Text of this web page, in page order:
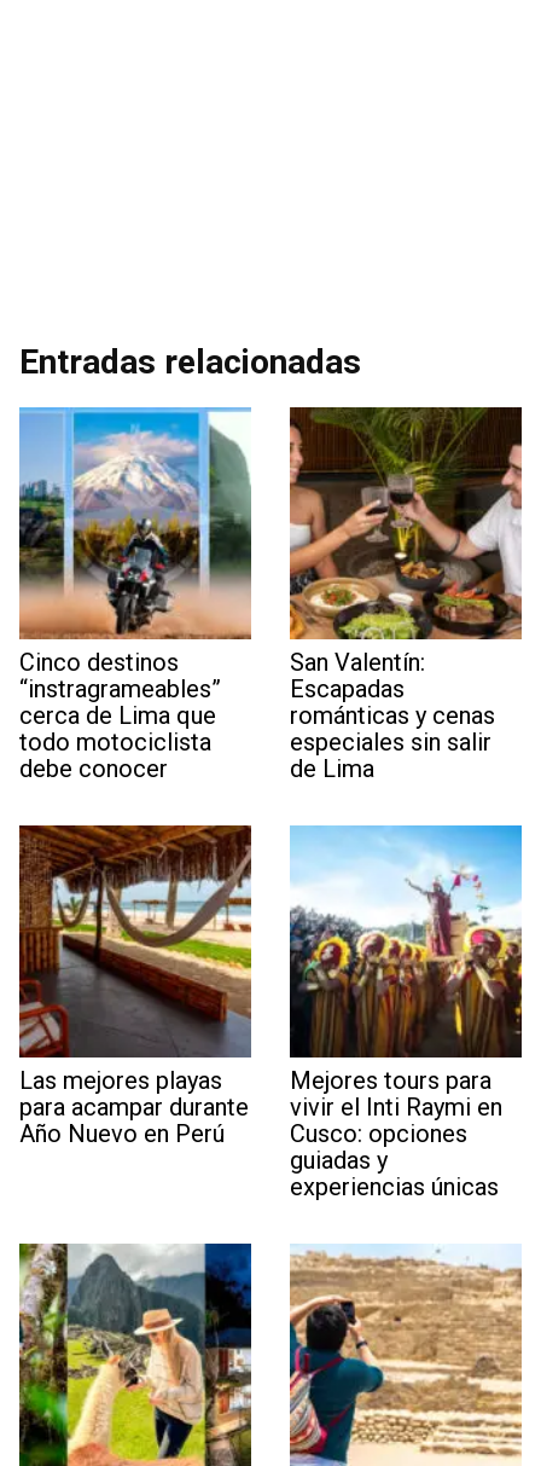
Entradas relacionadas
Cinco destinos
“instragrameables”
cerca de Lima que
todo motociclista
debe conocer
San Valentín:
Escapadas
románticas y cenas
especiales sin salir
de Lima
Las mejores playas
para acampar durante
Año Nuevo en Perú
Mejores tours para
vivir el Inti Raymi en
Cusco: opciones
guiadas y
experiencias únicas